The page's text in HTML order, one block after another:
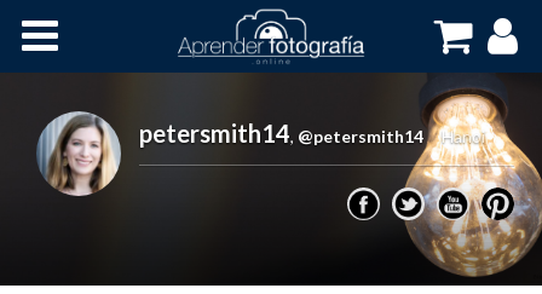
Cursos OnLine
petersmith14, @petersmith14 Hanoi